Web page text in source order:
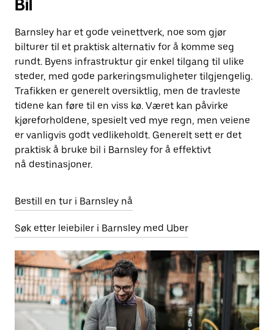
Bil
Barnsley har et gode veinettverk, noe som gjør
bilturer til et praktisk alternativ for å komme seg
rundt. Byens infrastruktur gir enkel tilgang til ulike
steder, med gode parkeringsmuligheter tilgjengelig.
Trafikken er generelt oversiktlig, men de travleste
tidene kan føre til en viss kø. Været kan påvirke
kjøreforholdene, spesielt ved mye regn, men veiene
er vanligvis godt vedlikeholdt. Generelt sett er det
praktisk å bruke bil i Barnsley for å effektivt
nå destinasjoner.
Bestill en tur i Barnsley nå
Søk etter leiebiler i Barnsley med Uber